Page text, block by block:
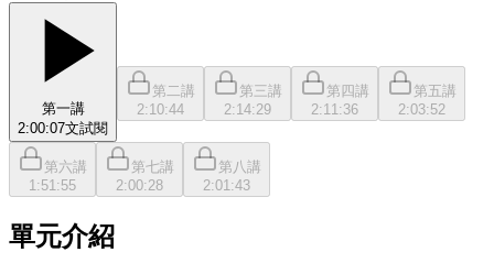
第一講
2:00:07文試閱
第二講
2:10:44
第三講
2:14:29
第四講
2:11:36
第五講
2:03:52
第六講
1:51:55
第七講
2:00:28
第八講
2:01:43
單元介紹